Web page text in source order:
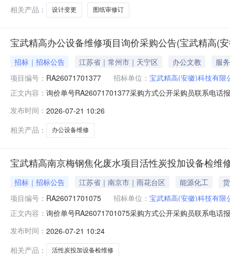
相关产品： 设计变更 图纸审修订
宝武精高办公设备维修项目询价采购公告(宝武精高(
招标｜招标公告 江苏省｜常州市｜天宁区 办公文教
服务
项目编号： RA26071701377 招标单位： 宝武精高(安徽)科技有限
正文内容： 询价单号RA26071701377采购方式公开采购员联系电话
细报价附件询价条款一、交货地址：江苏常州市天宁区
发布时间： 2026-07-21 10:26
相关产品：
办公设备维修
宝武精高南京梅钢焦化废水项目活性炭投加设备检维
招标｜招标公告 江苏省｜南京市｜雨花台区 能源化工
项目编号： RA26071701075 招标单位： 宝武精高(安徽)科技有限
正文内容： 询价单号RA26071701075采购方式公开采购员联系电话
二、保证金额度：0.0元三、商务条款：商务条款(以商
发布时间： 2026-07-21 10:24
相关产品：
活性炭投加设备检维修